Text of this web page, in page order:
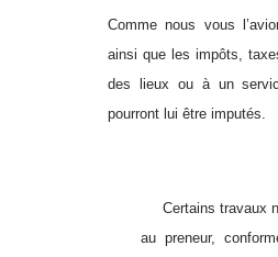
Comme nous vous
ainsi que les impôts,
des lieux ou à un
pourront lui être imputés.
Certains travaux
au preneur,